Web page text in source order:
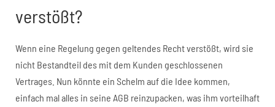
verstößt?
Wenn eine Regelung gegen geltendes Recht verstößt, wird sie
nicht Bestandteil des mit dem Kunden geschlossenen
Vertrages. Nun könnte ein Schelm auf die Idee kommen,
einfach mal alles in seine AGB reinzupacken, was ihm vorteilhaft